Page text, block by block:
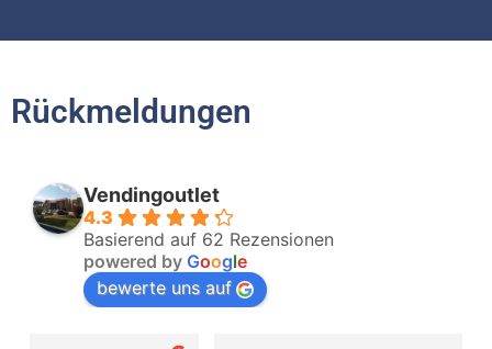
Rückmeldungen
Vendingoutlet
4.3
Basierend auf 62 Rezensionen
powered by Google
bewerte uns auf